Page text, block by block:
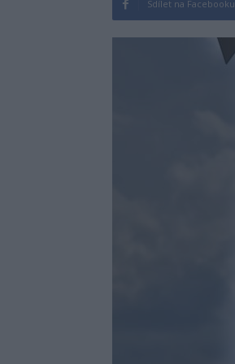
Sdílet na Facebooku